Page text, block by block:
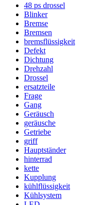
48 ps drossel
Blinker
Bremse
Bremsen
bremsflüssigkeit
Defekt
Dichtung
Drehzahl
Drossel
ersatzteile
Frage
Gang
Geräusch
geräusche
Getriebe
griff
Hauptständer
hinterrad
kette
Kupplung
kühlflüssigkeit
Kühlsystem